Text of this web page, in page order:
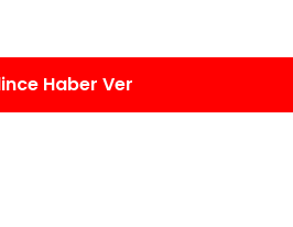
Haber Ver